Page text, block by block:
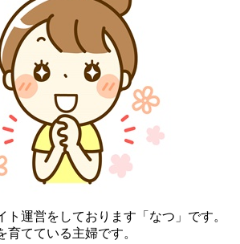
ト運営をしております「なつ」です。
育てている主婦です。